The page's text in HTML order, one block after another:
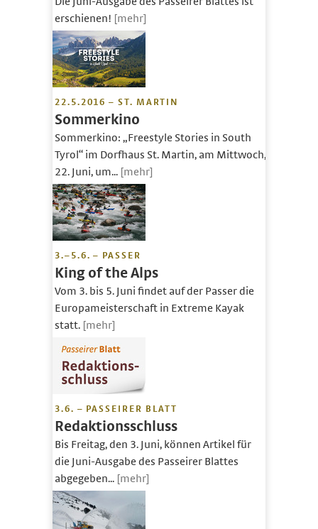
erschienen! [mehr]
22.5.2016 – ST. MARTIN
Sommerkino
Sommerkino: „Freestyle Stories in South
Tyrol“ im Dorfhaus St. Martin, am Mittwoch,
22. Juni, um... [mehr]
3.–5.6. – PASSER
King of the Alps
Vom 3. bis 5. Juni findet auf der Passer die
Europameisterschaft in Extreme Kayak
statt. [mehr]
3.6. – PASSEIRER BLATT
Redaktionsschluss
Bis Freitag, den 3. Juni, können Artikel für
die Juni-Ausgabe des Passeirer Blattes
abgegeben... [mehr]